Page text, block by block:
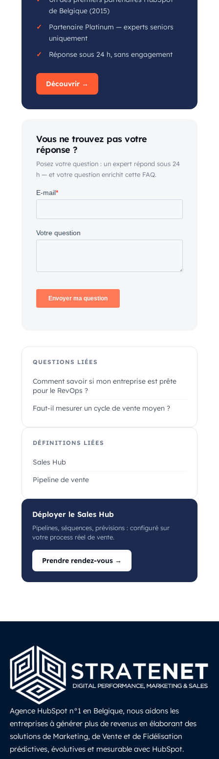
de Belgique (2015)
Partenaire Platinum — experts seniors
uniquement
Réponse sous 24 h, sans engagement
Découvrir →
Vous ne trouvez pas votre
réponse ?
Posez votre question : un expert répond sous 24
h — et votre question enrichit cette FAQ.
QUESTIONS LIÉES
Comment savoir si mon entreprise est prête
pour le RevOps ?
Faut-il mesurer un cycle de vente moyen ?
DÉFINITIONS LIÉES
Sales Hub
Pipeline de vente
Déployer le Sales Hub
Pipelines, séquences, prévisions : configuré sur
votre process réel de vente.
Prendre rendez-vous →
Agence HubSpot n°1 en Belgique, nous aidons les
entreprises à générer plus de revenus en élaborant des
solutions de Marketing, de Vente et de Fidélisation
prédictives, évolutives et mesurable avec HubSpot.